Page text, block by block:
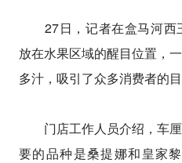
27日，记者在盒马河西
放在水果区域的醒目位置，
多汁，吸引了众多消费者的目
门店工作人员介绍，车厘
要的品种是桑提娜和皇家